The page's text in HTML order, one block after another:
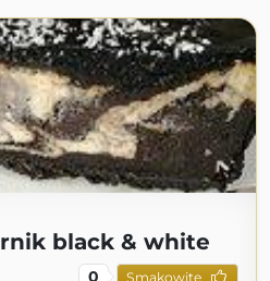
black & white
0 Smakowite